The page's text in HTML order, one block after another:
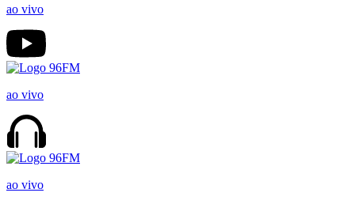
ao vivo
ao vivo
ao vivo